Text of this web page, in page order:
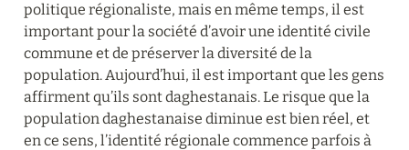
politique régionaliste, mais en même temps, il est
important pour la société d’avoir une identité civile
commune et de préserver la diversité de la
population. Aujourd’hui, il est important que les gens
affirment qu’ils sont daghestanais. Le risque que la
population daghestanaise diminue est bien réel, et
en ce sens, l’identité régionale commence parfois à